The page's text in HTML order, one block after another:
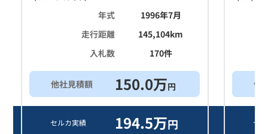
年式
1996年7月
走行距離
145,104km
入札数
170件
他社見積額 150.0万円
セルカ実績 194.5万円
他
セ